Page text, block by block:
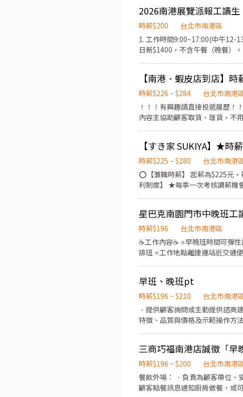
度，理解電商廣告素材要「讓人停下滑動的手指」，
2026南港展覽派報工讀生
時薪$200
台北市南港區
1. 工作時間9:00~17:00(中午12-
日新$1400，不含午餐（晚餐）。
【南港．蝦皮店到店】
時薪$226 ~ $284
台北市南港
！！！有興趣請直接投遞履歷！
內容主協助顧客取貨、理貨，不
中路28巷3號) 投遞履歷後，可主動聯繫我加速面試 ➤請點選右方連結 https://lin.ee/BWxOAFw ➤或搜尋ʟɪɴᴇ @rftcammy 【智
取店上班時間&薪水】 兼職－週排3~5天($244~$284/小時) ．早班07:00-13:30間上2~5小時 ．晚班17:30-23:30間上2~6
小時 ．夜班23:30-03:30間上2~4小時
23:30(晚) 【有人店上班時間&薪水】 兼職－週排3~5天($226/小時) ．早班11:30~17:30 ．午班15:00~19:00 ．晚班
【すき家 SUKIYA】★
時薪$225 ~ $280
台北市南港
⭕【兼職時薪】 起薪為$225元，
利制度】 ★每季一次考核調薪
的速食連鎖ZENSHO集團，我們
高品質的食材，當場現點現作提
親民的誠懇價格，強調食品安全
時薪$196
台北市南港區
☕️工作內容☕️ ⭐️早晚班時間可彈性調整 🗣️收銀服務 ☕️咖啡調理 🥐糕點加熱 🥤商品銷售 🧹外場清潔 ⭐️配合求職者跟門市營運需求
排班 ⭐️工作地點離捷運站近交通便利 👉福利說明 1.依勞基法及相關規定享有健全完善員工保障 2.勞保、健保及勞退提
全台星巴克員工折扣 4.每年健康
訓、賽事 ❤️喜歡與人交流熱
早班、晚班pt
時薪$196 ~ $210
台北市南港
．提供顧客詢問或主動提供諮商
特徵、品質與價格及示範操作方
三商巧福南港店誠徵「早
時薪$196 ~ $200
台北市南港
餐飲外場： ．負責為顧客帶位、
顧客點餐訊息通知廚房做餐，或